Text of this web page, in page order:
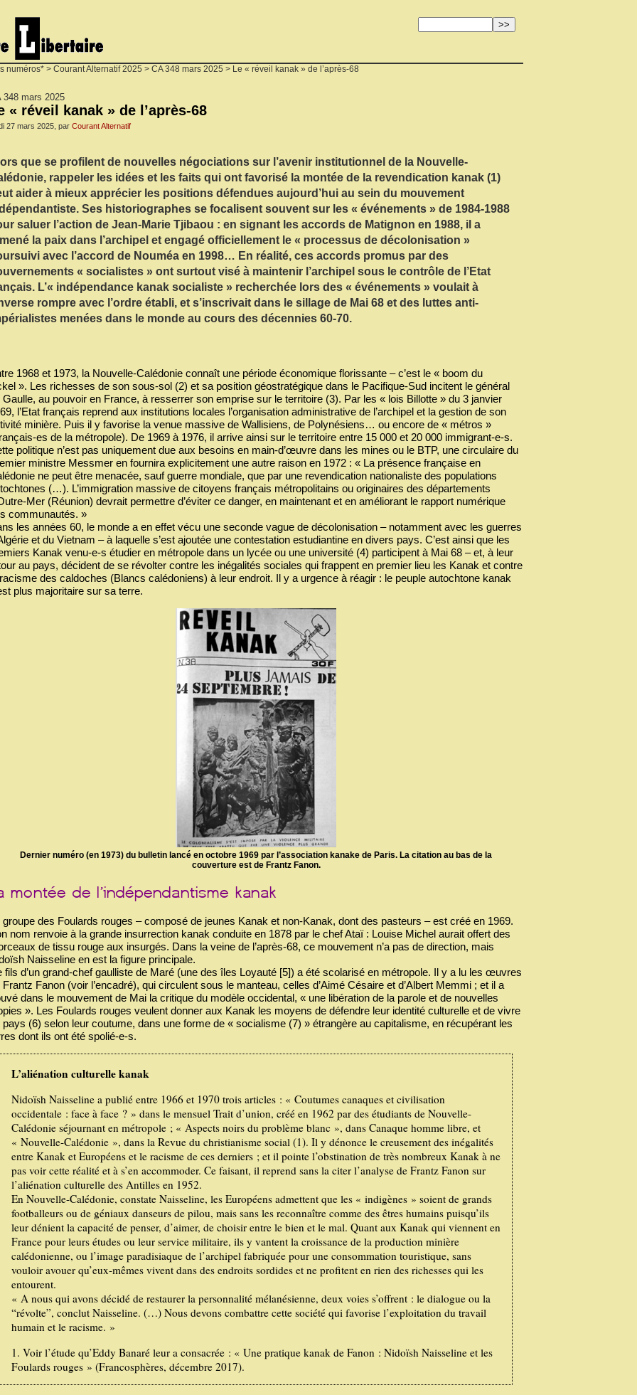
numéros* > Courant Alternatif 2025 > CA 348 mars 2025 > Le « réveil kanak » de l’après-68
348 mars 2025
« réveil kanak » de l’après-68
27 mars 2025, par Courant Alternatif
que se profilent de nouvelles négociations sur l’avenir institutionnel de la Nouvelle-
rappeler les idées et les faits qui ont favorisé la montée de la revendication kanak (1)
aider à mieux apprécier les positions défendues aujourd’hui au sein du mouvement
Ses historiographes se focalisent souvent sur les « événements » de 1984-1988
saluer l’action de Jean-Marie Tjibaou : en signant les accords de Matignon en 1988, il a
la paix dans l’archipel et engagé officiellement le « processus de décolonisation »
avec l’accord de Nouméa en 1998… En réalité, ces accords promus par des
« socialistes » ont surtout visé à maintenir l’archipel sous le contrôle de l’Etat
L’« indépendance kanak socialiste » recherchée lors des « événements » voulait à
rompre avec l’ordre établi, et s’inscrivait dans le sillage de Mai 68 et des luttes anti-
menées dans le monde au cours des décennies 60-70.
1968 et 1973, la Nouvelle-Calédonie connaît une période économique florissante – c’est le « boom du
». Les richesses de son sous-sol (2) et sa position géostratégique dans le Pacifique-Sud incitent le général
Gaulle, au pouvoir en France, à resserrer son emprise sur le territoire (3). Par les « lois Billotte » du 3 janvier
l’Etat français reprend aux institutions locales l’organisation administrative de l’archipel et la gestion de son
minière. Puis il y favorise la venue massive de Wallisiens, de Polynésiens… ou encore de « métros »
es de la métropole). De 1969 à 1976, il arrive ainsi sur le territoire entre 15 000 et 20 000 immigrant-e-s.
politique n’est pas uniquement due aux besoins en main-d’œuvre dans les mines ou le BTP, une circulaire du
ministre Messmer en fournira explicitement une autre raison en 1972 : « La présence française en
ne peut être menacée, sauf guerre mondiale, que par une revendication nationaliste des populations
(…). L’immigration massive de citoyens français métropolitains ou originaires des départements
Mer (Réunion) devrait permettre d’éviter ce danger, en maintenant et en améliorant le rapport numérique
communautés. »
les années 60, le monde a en effet vécu une seconde vague de décolonisation – notamment avec les guerres
et du Vietnam – à laquelle s’est ajoutée une contestation estudiantine en divers pays. C’est ainsi que les
Kanak venu-e-s étudier en métropole dans un lycée ou une université (4) participent à Mai 68 – et, à leur
au pays, décident de se révolter contre les inégalités sociales qui frappent en premier lieu les Kanak et contre
des caldoches (Blancs calédoniens) à leur endroit. Il y a urgence à réagir : le peuple autochtone kanak
plus majoritaire sur sa terre.
Dernier numéro (en 1973) du bulletin lancé en octobre 1969 par l’association kanake de Paris. La citation au bas de la
couverture est de Frantz Fanon.
groupe des Foulards rouges – composé de jeunes Kanak et non-Kanak, dont des pasteurs – est créé en 1969.
nom renvoie à la grande insurrection kanak conduite en 1878 par le chef Ataï : Louise Michel aurait offert des
de tissu rouge aux insurgés. Dans la veine de l’après-68, ce mouvement n’a pas de direction, mais
Naisseline en est la figure principale.
fils d’un grand-chef gaulliste de Maré (une des îles Loyauté [5]) a été scolarisé en métropole. Il y a lu les œuvres
Frantz Fanon (voir l’encadré), qui circulent sous le manteau, celles d’Aimé Césaire et d’Albert Memmi ; et il a
dans le mouvement de Mai la critique du modèle occidental, « une libération de la parole et de nouvelles
». Les Foulards rouges veulent donner aux Kanak les moyens de défendre leur identité culturelle et de vivre
pays (6) selon leur coutume, dans une forme de « socialisme (7) » étrangère au capitalisme, en récupérant les
dont ils ont été spolié-e-s.
L’aliénation culturelle kanak
Nidoïsh Naisseline a publié entre 1966 et 1970 trois articles : « Coutumes canaques et civilisation
occidentale : face à face ? » dans le mensuel Trait d’union, créé en 1962 par des étudiants de Nouvelle-
Calédonie séjournant en métropole ; « Aspects noirs du problème blanc », dans Canaque homme libre, et
« Nouvelle-Calédonie », dans la Revue du christianisme social (1). Il y dénonce le creusement des inégalités
entre Kanak et Européens et le racisme de ces derniers ; et il pointe l’obstination de très nombreux Kanak à ne
pas voir cette réalité et à s’en accommoder. Ce faisant, il reprend sans la citer l’analyse de Frantz Fanon sur
l’aliénation culturelle des Antilles en 1952.
En Nouvelle-Calédonie, constate Naisseline, les Européens admettent que les « indigènes » soient de grands
footballeurs ou de géniaux danseurs de pilou, mais sans les reconnaître comme des êtres humains puisqu’ils
leur dénient la capacité de penser, d’aimer, de choisir entre le bien et le mal. Quant aux Kanak qui viennent en
France pour leurs études ou leur service militaire, ils y vantent la croissance de la production minière
calédonienne, ou l’image paradisiaque de l’archipel fabriquée pour une consommation touristique, sans
vouloir avouer qu’eux-mêmes vivent dans des endroits sordides et ne profitent en rien des richesses qui les
entourent.
« A nous qui avons décidé de restaurer la personnalité mélanésienne, deux voies s’offrent : le dialogue ou la
“révolte”, conclut Naisseline. (…) Nous devons combattre cette société qui favorise l’exploitation du travail
humain et le racisme. »
1. Voir l’étude qu’Eddy Banaré leur a consacrée : « Une pratique kanak de Fanon : Nidoïsh Naisseline et les
Foulards rouges » (Francosphères, décembre 2017).